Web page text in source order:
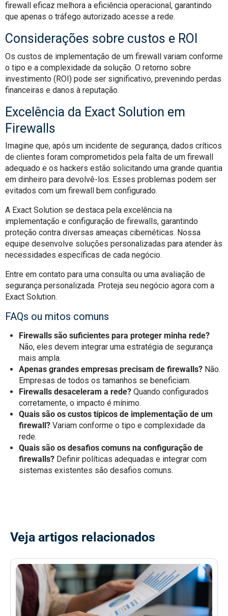
firewall eficaz melhora a eficiência operacional, garantindo
que apenas o tráfego autorizado acesse a rede.
Considerações sobre custos e ROI
Os custos de implementação de um firewall variam conforme
o tipo e a complexidade da solução. O retorno sobre
investimento (ROI) pode ser significativo, prevenindo perdas
financeiras e danos à reputação.
Excelência da Exact Solution em
Firewalls
Imagine que, após um incidente de segurança, dados críticos
de clientes foram comprometidos pela falta de um firewall
adequado e os hackers estão solicitando uma grande quantia
em dinheiro para devolvê-los. Esses problemas podem ser
evitados com um firewall bem configurado.
A Exact Solution se destaca pela excelência na
implementação e configuração de firewalls, garantindo
proteção contra diversas ameaças cibernéticas. Nossa
equipe desenvolve soluções personalizadas para atender às
necessidades específicas de cada negócio.
Entre em contato para uma consulta ou uma avaliação de
segurança personalizada. Proteja seu negócio agora com a
Exact Solution.
FAQs ou mitos comuns
Firewalls são suficientes para proteger minha rede?
Não, eles devem integrar uma estratégia de segurança
mais ampla.
Apenas grandes empresas precisam de firewalls? Não.
Empresas de todos os tamanhos se beneficiam.
Firewalls desaceleram a rede? Quando configurados
corretamente, o impacto é mínimo.
Quais são os custos típicos de implementação de um
firewall? Variam conforme o tipo e complexidade da
rede.
Quais são os desafios comuns na configuração de
firewalls? Definir políticas adequadas e integrar com
sistemas existentes são desafios comuns.
Veja artigos relacionados